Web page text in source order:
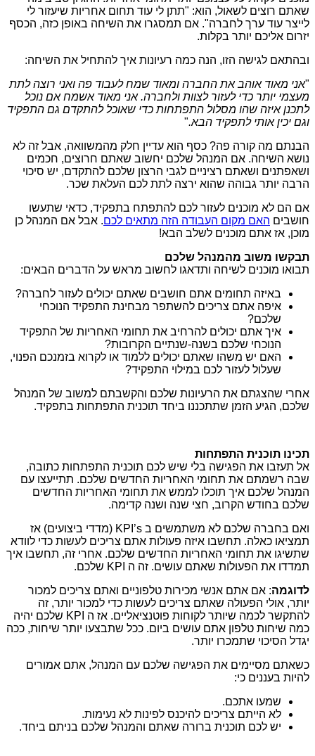
שאתם רוצים לשאול, הוא: "תתן לי עוד תחום אחריות שיעזור לי
לייצר עוד ערך לחברה". אם תמסגרו את השיחה באופן כזה, הכסף
יזרום אליכם יותר בקלות.
ובהתאם לגישה הזו, הנה כמה רעיונות איך להתחיל את השיחה:
"אני מאוד אוהב את החברה ומאוד שמח לעבוד פה ואני רוצה לתת
מעצמי יותר כדי לעזור לצוות ולחברה. אני מאוד אשמח אם נוכל
לתכנן איזה שהו מסלול התפתחות כדי שאוכל להתקדם גם התפקיד
וגם יכין אותי לתפקיד הבא."
הבנתם מה קורה פה? כסף הוא עדיין חלק מהמשוואה, אבל זה לא
נושא השיחה. אם המנהל שלכם יחשוב שאתם חרוצים, חכמים
ושאפתנים ושאתם רציניים לגבי הרצון שלכם להתקדם, יש סיכוי
הרבה יותר גבוהה שהוא ירצה לתת לכם העלאת שכר.
אם הם לא מוכנים לעזור לכם להתפתח בתפקיד, כדאי שתעשו
חושבים האם מקום העבודה הזה מתאים לכם. אבל אם המנהל כן
מוכן, אז אתם מוכנים לשלב הבא!
תבקשו משוב מהמנהל שלכם
תבואו מוכנים לשיחה ותדאגו לחשוב מראש על הדברים הבאים:
באיזה תחומים אתם חושבים שאתם יכולים לעזור לחברה?
איפה אתם צריכים להשתפר מבחינת התפקיד הנוכחי
שלכם?
איך אתם יכולים להרחיב את תחומי האחריות של התפקיד
הנוכחי שלכם בשנה-שנתיים הקרובות?
האם יש משהו שאתם יכולים ללמוד או לקרוא בזמנכם הפנוי,
שעלול לעזור לכם במילוי התפקיד?
אחרי שהצגתם את הרעיונות שלכם והקשבתם למשוב של המנהל
שלכם, הגיע הזמן שתתכננו ביחד תוכנית התפתחות בתפקיד.
תכינו תוכנית התפתחות
אל תעזבו את הפגישה בלי שיש לכם תוכנית התפתחות כתובה,
שבה רשמתם את תחומי האחריות החדשים שלכם. תתייעצו עם
המנהל שלכם איך תוכלו לממש את תחומי האחריות החדשים
שלכם בחודש הקרוב, חצי שנה ושנה קדימה.
ואם בחברה שלכם לא משתמשים ב KPI’s (מדדי ביצועים) אז
תמציאו כאלה. תחשבו איזה פעולות אתם צריכים לעשות כדי לוודא
שתשיגו את תחומי האחריות החדשים שלכם. אחרי זה, תחשבו איך
תמדדו את הפעולות שאתם עושים. זה ה KPI שלכם.
לדוגמה: אם אתם אנשי מכירות טלפוניים ואתם צריכים למכור
יותר, אולי הפעולה שאתם צריכים לעשות כדי למכור יותר, זה
להתקשר לכמה שיותר לקוחות פוטנציאליים. אז ה KPI שלכם יהיה
כמה שיחות טלפון אתם עושים ביום. ככל שתבצעו יותר שיחות, ככה
יגדל הסיכוי שתמכרו יותר.
כשאתם מסיימים את הפגישה שלכם עם המנהל, אתם אמורים
להיות בעננים כי:
שמעו אתכם.
לא הייתם צריכים להיכנס לפינות לא נעימות.
יש לכם תוכנית ברורה שאתם והמנהל שלכם בניתם ביחד.